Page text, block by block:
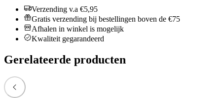
Verzending v.a €5,95
Gratis verzending bij bestellingen boven de €75
Afhalen in winkel is mogelijk
Kwaliteit gegarandeerd
Gerelateerde producten